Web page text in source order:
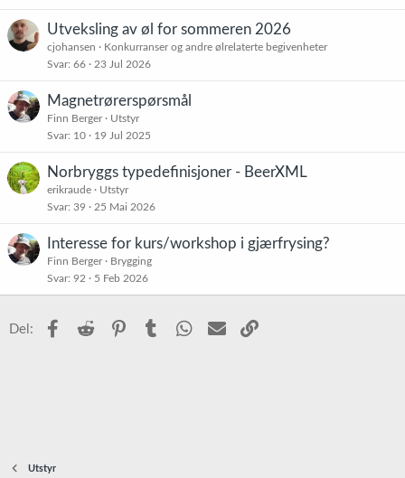
Utveksling av øl for sommeren 2026
cjohansen
Konkurranser og andre ølrelaterte begivenheter
Svar 66 23 Jul 2026
Magnetrørerspørsmål
Finn Berger
Utstyr
Svar 10 19 Jul 2025
Norbryggs typedefinisjoner - BeerXML
erikraude
Utstyr
Svar 39 25 Mai 2026
Interesse for kurs/workshop i gjærfrysing?
Finn Berger
Brygging
Svar 92 5 Feb 2026
Del: Facebook
Reddit PinterestTumblr WhatsApp
E-post
Utstyr